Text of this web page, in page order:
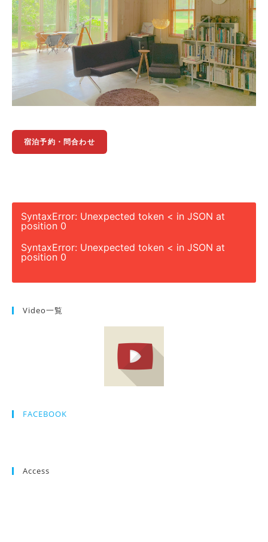
宿泊予約・問合わせ
SyntaxError: Unexpected token < in JSON at
position 0
SyntaxError: Unexpected token < in JSON at
position 0
Video一覧
FACEBOOK
Access